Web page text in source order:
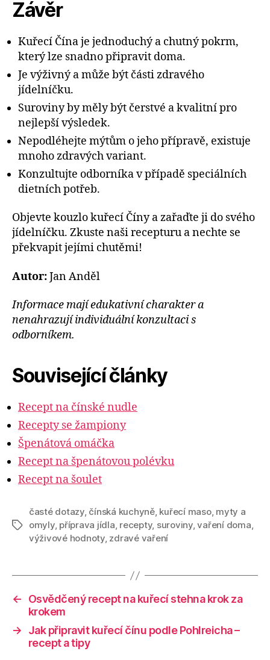
Závěr
Kuřecí Čína je jednoduchý a chutný pokrm,
který lze snadno připravit doma.
Je výživný a může být části zdravého
jídelníčku.
Suroviny by měly být čerstvé a kvalitní pro
nejlepší výsledek.
Nepodléhejte mýtům o jeho přípravě, existuje
mnoho zdravých variant.
Konzultujte odborníka v případě speciálních
dietních potřeb.
Objevte kouzlo kuřecí Číny a zařaďte ji do svého
jídelníčku. Zkuste naši recepturu a nechte se
překvapit jejími chutěmi!
Autor:Jan Anděl
Informace mají edukativní charakter a
nenahrazují individuální konzultaci s
odborníkem.
Související články
Recept na čínské nudle
Recepty se žampiony
Špenátová omáčka
Recept na špenátovou polévku
Recept na šoulet
Štítky
časté dotazy, čínská kuchyně, kuřecí maso, myty a
omyly, příprava jídla, recepty, suroviny,vaření doma,
výživové hodnoty, zdravé vaření
←
Osvědčený recept na kuřecí stehna krok za
krokem
→
Jak připravit kuřecí čínu podle Pohlreicha –
recept a tipy